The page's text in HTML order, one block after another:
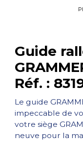
Guide
Réf. :
Le guide
impeccable de
votre siège
neuve pour la